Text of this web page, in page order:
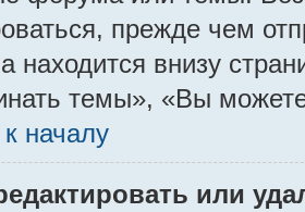
прежде чем
находится внизу
темы», «Вы
началу
или